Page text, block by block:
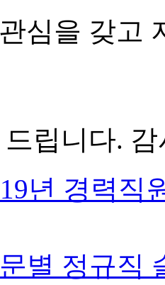
심을 갖고
립니다.
년 경력직
별 정규직